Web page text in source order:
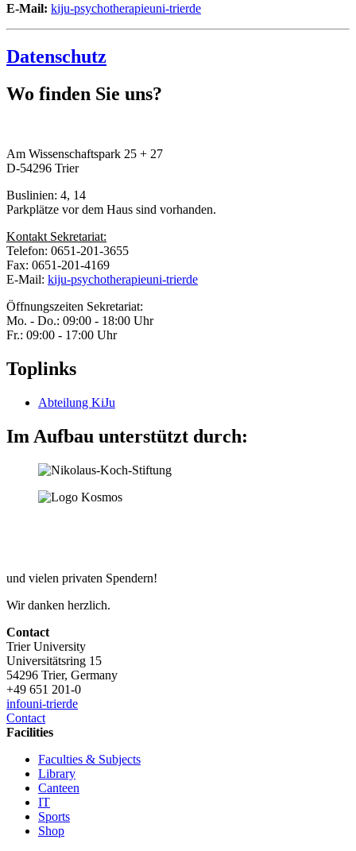
E-Mail: kiju-psychotherapieuni-trierde
Datenschutz
Wo finden Sie uns?
Am Wissenschaftspark 25 + 27
D-54296 Trier
Buslinien: 4, 14
Parkplätze vor dem Haus sind vorhanden.
Kontakt Sekretariat:
Telefon: 0651-201-3655
Fax: 0651-201-4169
E-Mail: kiju-psychotherapieuni-trierde
Öffnungszeiten Sekretariat:
Mo. - Do.: 09:00 - 18:00 Uhr
Fr.: 09:00 - 17:00 Uhr
Toplinks
Abteilung KiJu
Im Aufbau unterstützt durch:
und vielen privaten Spendern!
Wir danken herzlich.
Contact
Trier University
Universitätsring 15
54296 Trier, Germany
+49 651 201-0
infouni-trierde
Contact
Facilities
Faculties & Subjects
Library
Canteen
IT
Sports
Shop